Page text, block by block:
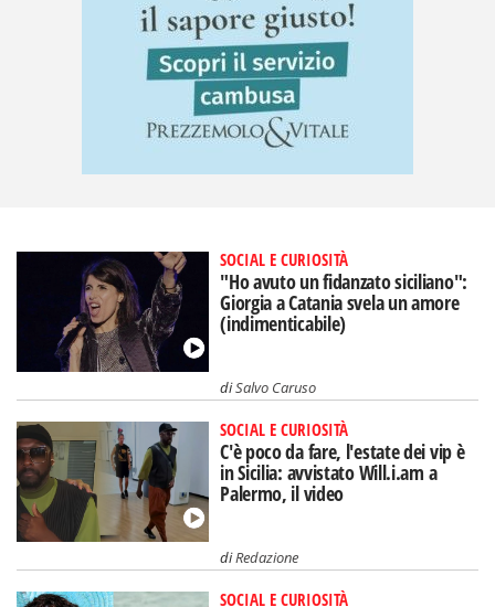
SOCIAL E CURIOSITÀ
"Ho avuto un fidanzato siciliano":
Giorgia a Catania svela un amore
(indimenticabile)
diSalvo Caruso
SOCIAL E CURIOSITÀ
C'è poco da fare, l'estate dei vip è
in Sicilia: avvistato Will.i.am a
Palermo, il video
diRedazione
SOCIAL E CURIOSITÀ